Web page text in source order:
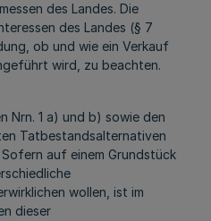
des Landes. Die
des Landes (§ 7
ob und wie ein Verkauf
wird, zu beachten.
Nrn. 1 a) und b) sowie den
Tatbestandsalternativen
auf einem Grundstück
wollen, ist im
dieser